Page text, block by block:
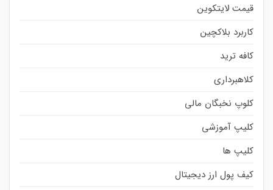
قیمت لایتکوین
کاربرد بلاکچین
کافه ترید
کلاهبرداری
کلوپ نخبگان مالی
کلیپ آموزشی
کلیپ ها
کیف پول ارز دیجیتال